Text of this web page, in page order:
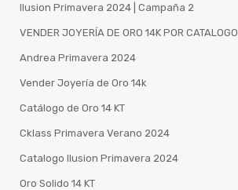
Ilusion Primavera 2024 | Campaña 2
VENDER JOYERÍA DE ORO 14K POR CATALOGO
Andrea Primavera 2024
Vender Joyería de Oro 14k
Catálogo de Oro 14 KT
Cklass Primavera Verano 2024
Catalogo Ilusion Primavera 2024
Oro Solido 14 KT